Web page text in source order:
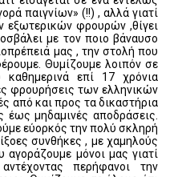
παιγνίων» (!!) , αλλά γιατί
εξωτερικών φρουρών ,θίγει
με τον ποιο βάναυσο
μας , την στολή που
Θυμίζουμε λοιπόν σε
επί 17 χρόνια
φρουρήσεις των ελληνικών
από και προς τα δικαστήρια
έως μηδαμινές αποδράσεις.
εύορκός την πολύ σκληρή
συνθήκες , με χαμηλούς
μόνοι μας γιατί
περήφανοι την